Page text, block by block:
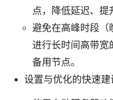
点，降低延迟、提
避免在高峰时段（
进行长时间高带宽
备用节点。
设置与优化的快速建